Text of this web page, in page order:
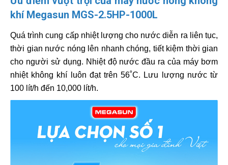
khí Megasun MGS-2.5HP-1000L
Quá trình cung cấp nhiệt lượng cho nước diễn ra liên tục,
thời gian nước nóng lên nhanh chóng, tiết kiệm thời gian
cho người sử dụng. Nhiệt độ nước đầu ra của máy bơm
nhiệt không khí luôn đạt trên 56˚C. Lưu lượng nước từ
100 lít/h đến 10,000 lít/h.